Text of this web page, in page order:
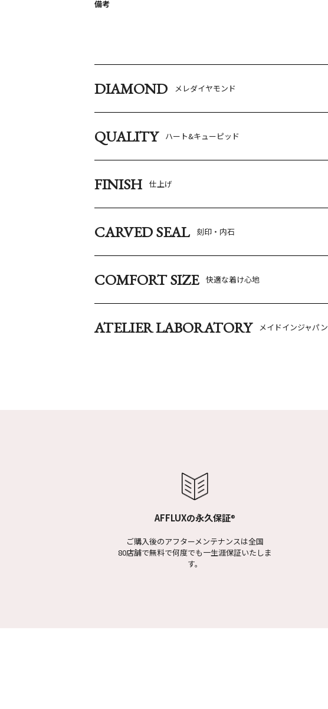
備考
DIAMOND メレダイヤモンド
QUALITY ハート&キューピッド
FINISH 仕上げ
CARVED SEAL 刻印・内石
COMFORT SIZE 快適な着け心地
ATELIER LABORATORY メイドインジャパン
AFFLUXの永久保証®
ご購入後のアフターメンテナンスは全国
80店舗で無料で何度でも一生涯保証いたしま
す。